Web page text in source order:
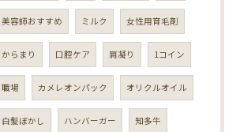
美容師おすすめ ミルク 女性用育毛剤
からまり 口腔ケア 肩凝り 1コイン
職場 カメレオンパック オリクルオイル
白髪ぼかし ハンバーガー 知多牛